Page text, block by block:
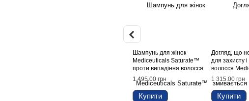
Шампунь для жінок
Mediceuticals Saturate™
проти випадіння волосся
(для схильної до сухості
шкіри голови), 250 мл
1 495.00 грн
Купити
Догляд, що
для захисту
волосся
Defend™, 250
1 315.00 грн
Купити